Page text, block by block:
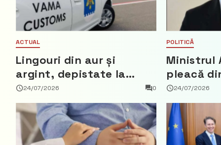
ACTUAL
Lingouri din aur și
argint, depistate la
vama Aeroport
24/07/2026 0
POLITICĂ
Ministrul
pleacă
ce a
parte
Democrat
24/07/2026